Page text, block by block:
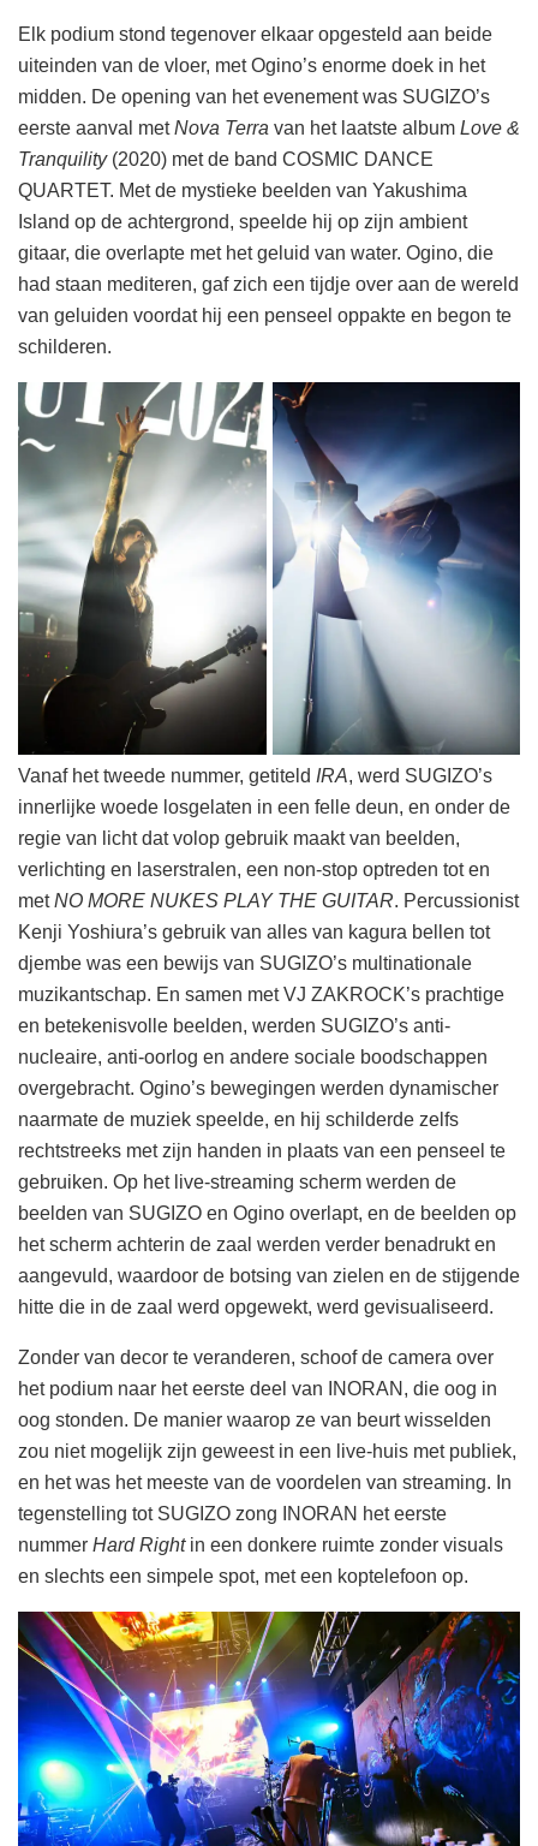
Elk podium stond tegenover elkaar opgesteld aan beide
uiteinden van de vloer, met Ogino’s enorme doek in het
midden. De opening van het evenement was SUGIZO’s
eerste aanval metNova Terra van het laatste album Love &
Tranquility(2020) met de band COSMIC DANCE
QUARTET. Met de mystieke beelden van Yakushima
Island op de achtergrond, speelde hij op zijn ambient
gitaar, die overlapte met het geluid van water. Ogino, die
had staan mediteren, gaf zich een tijdje over aan de wereld
van geluiden voordat hij een penseel oppakte en begon te
schilderen.
Vanaf het tweede nummer, getiteld IRA, werd SUGIZO’s
innerlijke woede losgelaten in een felle deun, en onder de
regie van licht dat volop gebruik maakt van beelden,
verlichting en laserstralen, een non-stop optreden tot en
metNO MORE NUKES PLAY THE GUITAR. Percussionist
Kenji Yoshiura’s gebruik van alles van kagura bellen tot
djembe was een bewijs van SUGIZO’s multinationale
muzikantschap. En samen met VJ ZAKROCK’s prachtige
en betekenisvolle beelden, werden SUGIZO’s anti-
nucleaire, anti-oorlog en andere sociale boodschappen
overgebracht. Ogino’s bewegingen werden dynamischer
naarmate de muziek speelde, en hij schilderde zelfs
rechtstreeks met zijn handen in plaats van een penseel te
gebruiken. Op het live-streaming scherm werden de
beelden van SUGIZO en Ogino overlapt, en de beelden op
het scherm achterin de zaal werden verder benadrukt en
aangevuld, waardoor de botsing van zielen en de stijgende
hitte die in de zaal werd opgewekt, werd gevisualiseerd.
Zonder van decor te veranderen, schoof de camera over
het podium naar het eerste deel van INORAN, die oog in
oog stonden. De manier waarop ze van beurt wisselden
zou niet mogelijk zijn geweest in een live-huis met publiek,
en het was het meeste van de voordelen van streaming. In
tegenstelling tot SUGIZO zong INORAN het eerste
nummer Hard Rightin een donkere ruimte zonder visuals
en slechts een simpele spot, met een koptelefoon op.